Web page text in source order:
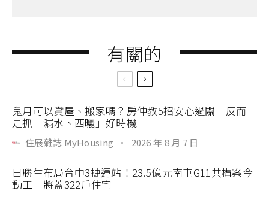
有關的
鬼月可以賞屋、搬家嗎？房仲教5招安心過關 反而
是抓「漏水、西曬」好時機
住展雜誌 MyHousing · 2026 年 8 月 7 日
日勝生布局台中3捷運站！23.5億元南屯G11共構案今
動工 將蓋322戶住宅